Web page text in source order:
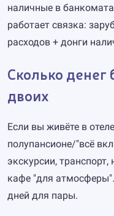
наличные в
работает связка:
расходов + донги
Сколько денег
двоих
Если вы живёте в
полупансионе/"всё
экскурсии,
кафе "для
дней для пары.